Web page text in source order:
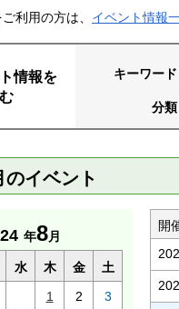
利用の方は、 イベント情報
情報を
キーワード
分類
イベント
年8月
水 木 金
土
1
2 3
開